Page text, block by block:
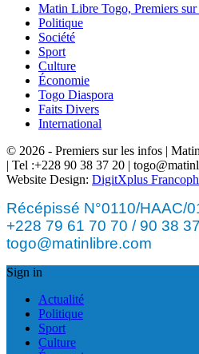
Matin Libre Togo, Premiers sur
Politique
Société
Sport
Culture
Économie
Togo Diaspora
Faits Divers
International
© 2026 - Premiers sur les infos |
| Tel :+228 90 38 37 20 |
Website Design: DigitXplus
Récépissé N°0110/HAAC/
+228 79 61 70 70 / 90 38
togo@matinlibre.com
Sign in
Actualité
Politique
Sport
Culture